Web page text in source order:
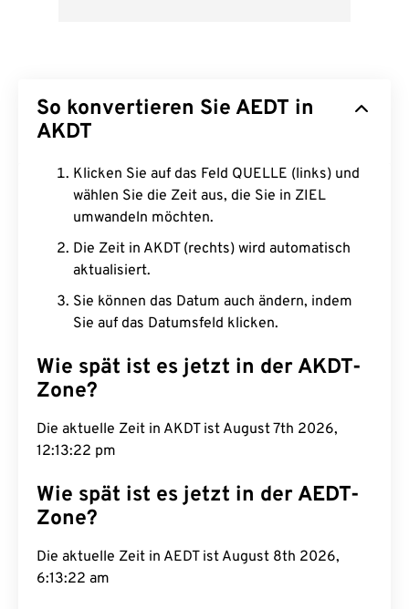
So konvertieren Sie AEDT in
AKDT
Klicken Sie auf das Feld QUELLE (links) und
wählen Sie die Zeit aus, die Sie in ZIEL
umwandeln möchten.
Die Zeit in AKDT (rechts) wird automatisch
aktualisiert.
Sie können das Datum auch ändern, indem
Sie auf das Datumsfeld klicken.
Wie spät ist es jetzt in der AKDT-
Zone?
Die aktuelle Zeit in AKDT ist August 7th 2026,
12:13:23 pm
Wie spät ist es jetzt in der AEDT-
Zone?
Die aktuelle Zeit in AEDT ist August 8th 2026,
6:13:23 am